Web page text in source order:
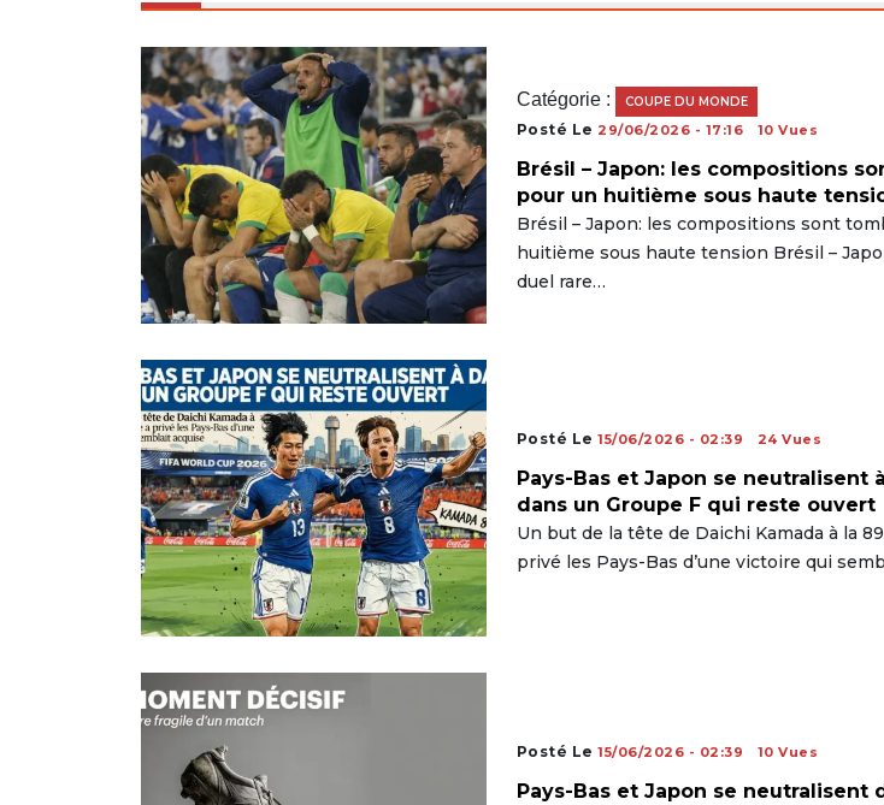
Catégorie : COUPE DU MONDE
Posté Le 29/06/2026 - 17:16 10 Vues
Brésil – Japon: les compositions
pour un huitième sous haute
Brésil – Japon: les compositions sont
huitième sous haute tension Brésil –
duel rare…
Posté Le15/06/2026 - 02:39 24 Vues
Pays-Bas et Japon se neutralisent
dans un Groupe F qui reste ouvert
Un but de la tête de Daichi Kamada à la
privé les Pays-Bas d’une victoire qui
Posté Le15/06/2026 - 02:39 10 Vues
Pays-Bas et Japon se neutralisent